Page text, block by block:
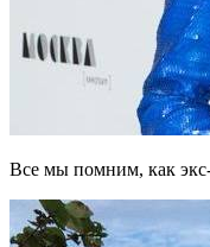
Все мы помним, как